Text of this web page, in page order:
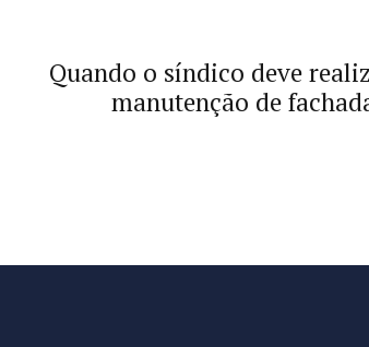
Quando o síndico deve
manutenção de